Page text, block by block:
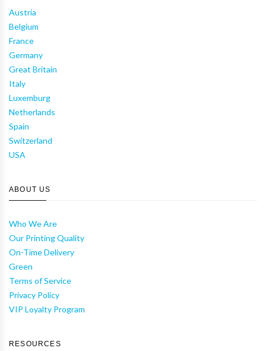
Austria
Belgium
France
Germany
Great Britain
Italy
Luxemburg
Netherlands
Spain
Switzerland
USA
ABOUT US
Who We Are
Our Printing Quality
On-Time Delivery
Green
Terms of Service
Privacy Policy
VIP Loyalty Program
RESOURCES